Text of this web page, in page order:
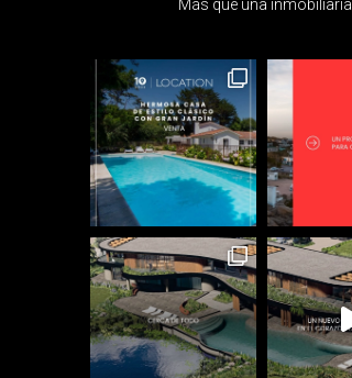
Más que una inmobiliaria.⁣